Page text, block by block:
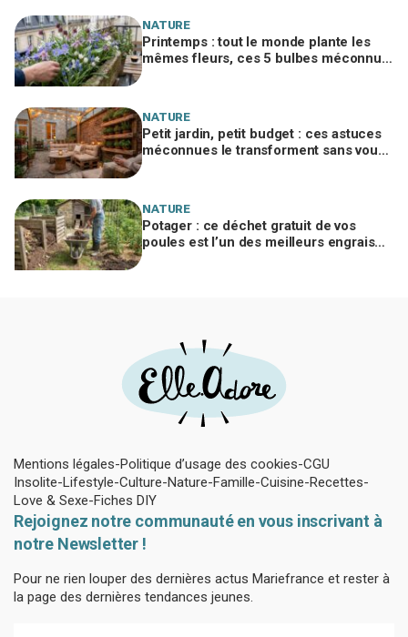
NATURE
Printemps : tout le monde plante les
mêmes fleurs, ces 5 bulbes méconnus
NATURE
Petit jardin, petit budget : ces astuces
méconnues le transforment sans vous
NATURE
Potager : ce déchet gratuit de vos
poules est l’un des meilleurs engrais
Mentions légales Politique d’usage des cookies CGU
Insolite Lifestyle Culture Nature Famille Cuisine Recettes
Love & Sexe Fiches DIY
Rejoignez notre communauté en vous inscrivant à
notre Newsletter !
Pour ne rien louper des dernières actus Mariefrance et rester à
la page des dernières tendances jeunes.